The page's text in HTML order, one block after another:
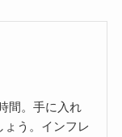
間。手に入れ
ょう。インフレ